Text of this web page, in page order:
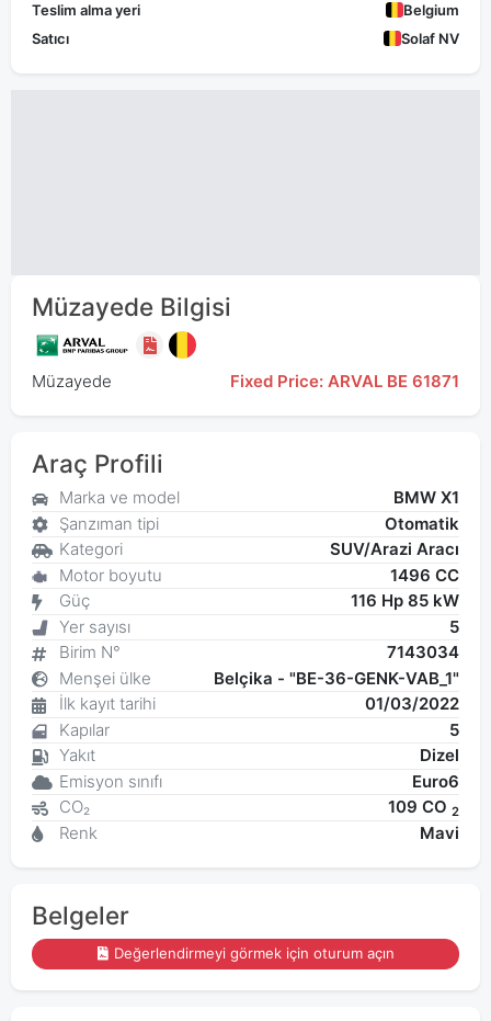
Teslim alma yeri
Belgium
Satıcı
Solaf NV
Müzayede Bilgisi
Müzayede Fixed Price: ARVAL BE 61871
Araç Profili
Marka ve model
BMW X1
Şanzıman tipi
Otomatik
Kategori
SUV/Arazi Aracı
Motor boyutu
1496 CC
Güç
116 Hp 85 kW
Yer sayısı
5
Birim N°
7143034
Menşei ülke
Belçika - "BE-36-GENK-VAB_1"
İlk kayıt tarihi
01/03/2022
Kapılar
5
Yakıt
Dizel
Emisyon sınıfı
Euro6
CO₂
109 CO2
Renk Mavi
Belgeler
Değerlendirmeyi görmek için oturum açın